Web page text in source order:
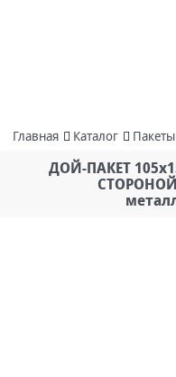
Главная Каталог Пакеты
ДОЙ-ПАКЕТ